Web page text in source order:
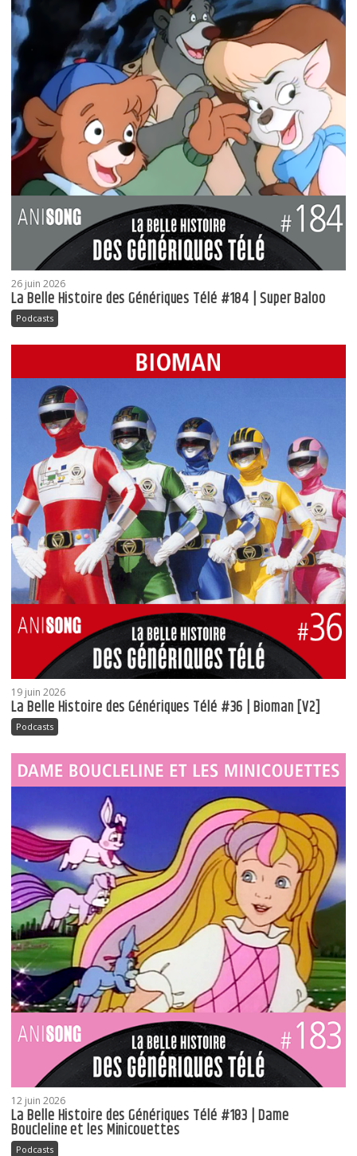
26 juin 2026
La Belle Histoire des Génériques Télé #184 | Super Baloo
Podcasts
19 juin 2026
La Belle Histoire des Génériques Télé #36 | Bioman [V2]
Podcasts
12 juin 2026
La Belle Histoire des Génériques Télé #183 | Dame
Boucleline et les Minicouettes
Podcasts